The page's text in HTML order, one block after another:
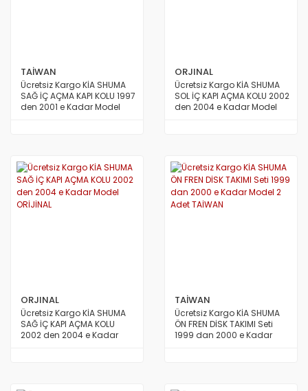
TAİWAN
Ücretsiz Kargo KİA SHUMA
SAĞ İÇ AÇMA KAPI KOLU 1997
den 2001 e Kadar Model
ORJINAL
Ücretsiz Kargo KİA SHUMA
SOL İÇ KAPI AÇMA KOLU 2002
den 2004 e Kadar Model
ORJINAL
Ücretsiz Kargo KİA SHUMA
SAĞ İÇ KAPI AÇMA KOLU
2002 den 2004 e Kadar
TAİWAN
Ücretsiz Kargo KİA SHUMA
ÖN FREN DİSK TAKIMI Seti
1999 dan 2000 e Kadar